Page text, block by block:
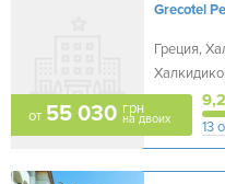
от 55 030 грн
на двоих
Grecotel
Греция,
9,2
13